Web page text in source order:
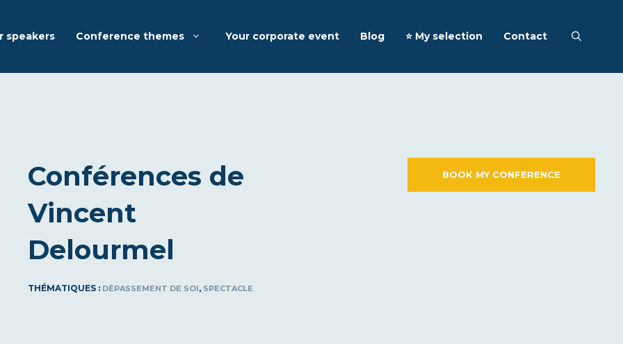
speakers Conference themes Your corporate event Blog ⭐️ My selection Contact
Conférences de
Vincent
Delourmel
THÉMATIQUES : DÉPASSEMENT DE SOI, SPECTACLE
BOOK MY CONFERENCE